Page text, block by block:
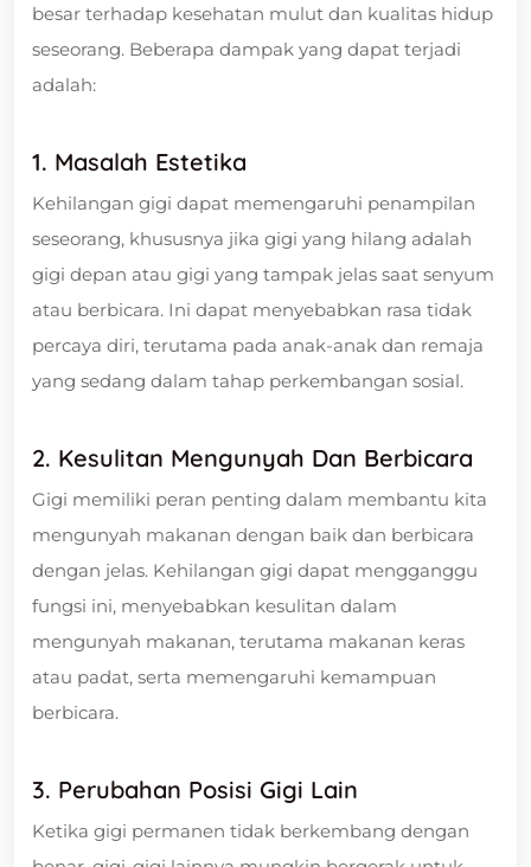
besar terhadap kesehatan mulut dan kualitas hidup
seseorang. Beberapa dampak yang dapat terjadi
adalah:
1. Masalah Estetika
Kehilangan gigi dapat memengaruhi penampilan
seseorang, khususnya jika gigi yang hilang adalah
gigi depan atau gigi yang tampak jelas saat senyum
atau berbicara. Ini dapat menyebabkan rasa tidak
percaya diri, terutama pada anak-anak dan remaja
yang sedang dalam tahap perkembangan sosial.
2. Kesulitan Mengunyah Dan Berbicara
Gigi memiliki peran penting dalam membantu kita
mengunyah makanan dengan baik dan berbicara
dengan jelas. Kehilangan gigi dapat mengganggu
fungsi ini, menyebabkan kesulitan dalam
mengunyah makanan, terutama makanan keras
atau padat, serta memengaruhi kemampuan
berbicara.
3. Perubahan Posisi Gigi Lain
Ketika gigi permanen tidak berkembang dengan